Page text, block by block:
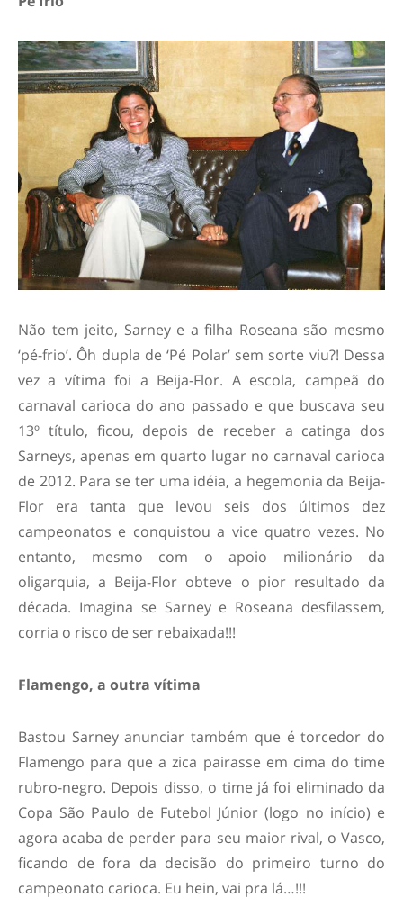
Não tem jeito, Sarney e a filha Roseana são mesmo
‘pé-frio’. Ôh dupla de ‘Pé Polar’ sem sorte viu?! Dessa
vez a vítima foi a Beija-Flor. A escola, campeã do
carnaval carioca do ano passado e que buscava seu
13º título, ficou, depois de receber a catinga dos
Sarneys, apenas em quarto lugar no carnaval carioca
de 2012. Para se ter uma idéia, a hegemonia da Beija-
Flor era tanta que levou seis dos últimos dez
campeonatos e conquistou a vice quatro vezes. No
entanto, mesmo com o apoio milionário da
oligarquia, a Beija-Flor obteve o pior resultado da
década. Imagina se Sarney e Roseana desfilassem,
corria o risco de ser rebaixada!!!
Flamengo, a outra vítima
Bastou Sarney anunciar também que é torcedor do
Flamengo para que a zica pairasse em cima do time
rubro-negro. Depois disso, o time já foi eliminado da
Copa São Paulo de Futebol Júnior (logo no início) e
agora acaba de perder para seu maior rival, o Vasco,
ficando de fora da decisão do primeiro turno do
campeonato carioca. Eu hein, vai pra lá…!!!